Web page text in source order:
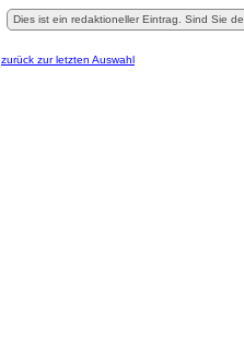
Dies ist ein redaktioneller Eintrag. Sind Sie
zurück zur letzten Auswahl